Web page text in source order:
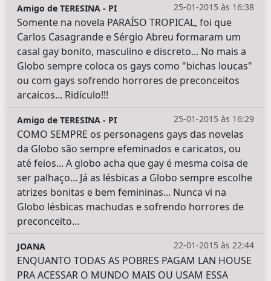
25-01-2015 às 16:38
Amigo de TERESINA - PI
Somente na novela PARAÍSO TROPICAL, foi que
Carlos Casagrande e Sérgio Abreu formaram um
casal gay bonito, masculino e discreto... No mais a
Globo sempre coloca os gays como "bichas loucas"
ou com gays sofrendo horrores de preconceitos
arcaicos... Ridículo!!!
25-01-2015 às 16:29
Amigo de TERESINA - PI
COMO SEMPRE os personagens gays das novelas
da Globo são sempre efeminados e caricatos, ou
até feios... A globo acha que gay é mesma coisa de
ser palhaço... Já as lésbicas a Globo sempre escolhe
atrizes bonitas e bem femininas... Nunca vi na
Globo lésbicas machudas e sofrendo horrores de
preconceito...
22-01-2015 às 22:44
JOANA
ENQUANTO TODAS AS POBRES PAGAM LAN HOUSE
PRA ACESSAR O MUNDO MAIS OU USAM ESSA